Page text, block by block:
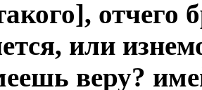
отчего
или
веру?